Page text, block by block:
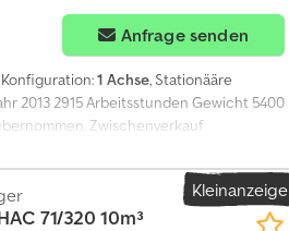
Anfrage senden
1 Achse, Stationääre
2013 2915 Arbeitsstunden Gewicht 5400
Zwischenverkauf
des Kundenschutzes bearbeitet. -
2013 2915 working hours weight 5400 kg
to prior sale. Sale only to commercial
Kleinanzeige
71/320 10m³